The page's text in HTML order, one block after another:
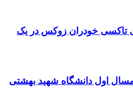
تاکسی خودران زوکس در یک
اول دانشگاه شهید بهشتی